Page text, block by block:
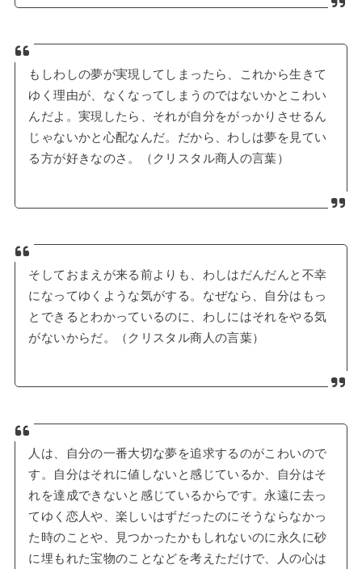
もしわしの夢が実現してしまったら、これから生きて
ゆく理由が、なくなってしまうのではないかとこわい
んだよ。実現したら、それが自分をがっかりさせるん
じゃないかと心配なんだ。だから、わしは夢を見てい
る方が好きなのさ。（クリスタル商人の言葉）
そしておまえが来る前よりも、わしはだんだんと不幸
になってゆくような気がする。なぜなら、自分はもっ
とできるとわかっているのに、わしにはそれをやる気
がないからだ。（クリスタル商人の言葉）
人は、自分の一番大切な夢を追求するのがこわいので
す。自分はそれに値しないと感じているか、自分はそ
れを達成できないと感じているからです。永遠に去っ
てゆく恋人や、楽しいはずだったのにそうならなかっ
た時のことや、見つかったかもしれないのに永久に砂
に埋もれた宝物のことなどを考えただけで、人の心は